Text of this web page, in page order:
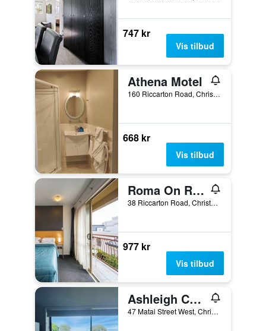
747 kr
Vis tilbud
Athena Motel
160 Riccarton Road, Christchurch, New Zealand
668 kr
Vis tilbud
Roma On Riccarton Motel
38 Riccarton Road, Christchurch, New Zealand
977 kr
Vis tilbud
Ashleigh Court Motel-Christchurch Hagley Park
47 Matai Street West, Christchurch, New Zealand